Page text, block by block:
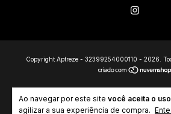
Ao navegar por este site você aceita o
agilizar a sua experiência de compra.
Copyright Aptreze - 32399254000110 - 2026.